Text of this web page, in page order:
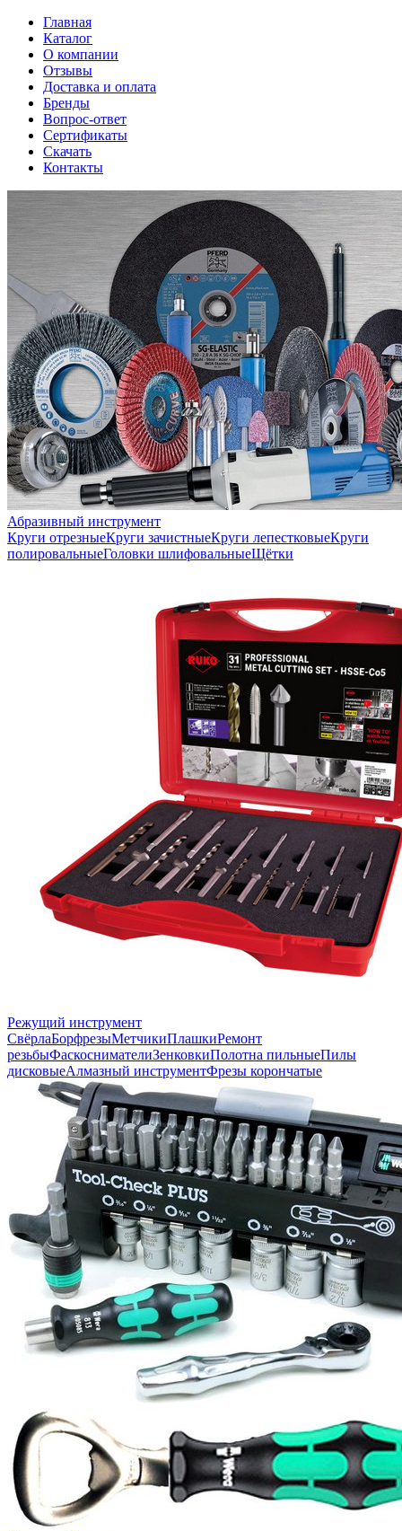
Главная
Каталог
О компании
Отзывы
Доставка и оплата
Бренды
Вопрос-ответ
Сертификаты
Скачать
Контакты
Абразивный инструмент
Круги отрезныеКруги зачистныеКруги лепестковыеКруги
полировальныеГоловки шлифовальныеЩётки
Режущий инструмент
СвёрлаБорфрезыМетчикиПлашкиРемонт
резьбыФаскоснимателиЗенковкиПолотна пильныеПилы
дисковыеАлмазный инструментФрезы корончатые